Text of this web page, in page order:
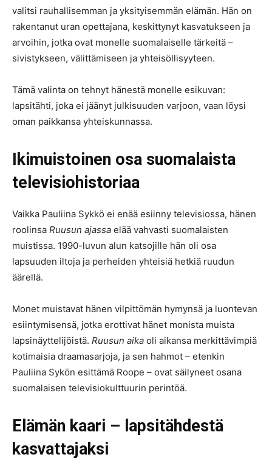
valitsi rauhallisemman ja yksityisemmän elämän. Hän on
rakentanut uran opettajana, keskittynyt kasvatukseen ja
arvoihin, jotka ovat monelle suomalaiselle tärkeitä –
sivistykseen, välittämiseen ja yhteisöllisyyteen.
Tämä valinta on tehnyt hänestä monelle esikuvan:
lapsitähti, joka ei jäänyt julkisuuden varjoon, vaan löysi
oman paikkansa yhteiskunnassa.
Ikimuistoinen osa suomalaista
televisiohistoriaa
Vaikka Pauliina Sykkö ei enää esiinny televisiossa, hänen
roolinsa Ruusun ajassa elää vahvasti suomalaisten
muistissa. 1990-luvun alun katsojille hän oli osa
lapsuuden iltoja ja perheiden yhteisiä hetkiä ruudun
äärellä.
Monet muistavat hänen vilpittömän hymynsä ja luontevan
esiintymisensä, jotka erottivat hänet monista muista
lapsinäyttelijöistä. Ruusun aika oli aikansa merkittävimpiä
kotimaisia draamasarjoja, ja sen hahmot – etenkin
Pauliina Sykön esittämä Roope – ovat säilyneet osana
suomalaisen televisiokulttuurin perintöä.
Elämän kaari – lapsitähdestä
kasvattajaksi